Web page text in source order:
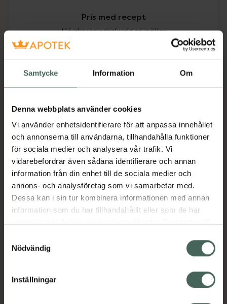
Samtycke Information Om
Denna webbplats använder cookies
Vi använder enhetsidentifierare för att anpassa innehållet
och annonserna till användarna, tillhandahålla funktioner
för sociala medier och analysera vår trafik. Vi
vidarebefordrar även sådana identifierare och annan
information från din enhet till de sociala medier och
annons- och analysföretag som vi samarbetar med.
Dessa kan i sin tur kombinera informationen med annan
information som du har tillhandahållit eller som de har
återkalla ditt samtycke via webbplatsens
cookieinställningar. Ett återkallat samtycke påverkar inte
lagligheten av behandling som skett innan återkallelsen.
Nödvändig
Inställningar
Pris med recept
Högkostnadsskyddet gäller
221,39 kr
I apotek:221,39 kr
Aktuella erbjudanden
Beskrivning Dölj
EAN:06432100101044
Visa